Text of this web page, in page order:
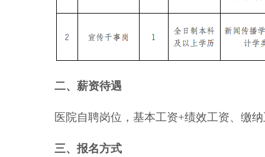
二、薪资待遇
医院自聘岗位，基本工资+绩效工资、缴
三、报名方式